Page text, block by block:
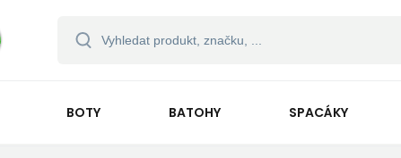
BOTY BATOHY SPACÁKY